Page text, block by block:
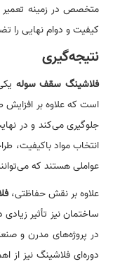
متخصص در زمینه تعمیر
کیفیت و دوام نهایی را
نتیجه‌گیری
فلاشینگ سقف سوله
است که علاوه بر افزایش
جلوگیری می‌کند و در
انتخاب مواد باکیفیت،
عواملی هستند که
علاوه بر نقش حفاظتی،
ساختمان نیز تأثیر
در پروژه‌های مدرن و
دوره‌ای فلاشینگ نیز از